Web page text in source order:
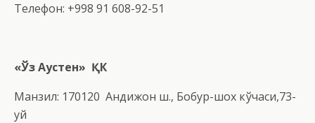
Телефон: +998 91 608-92-51
«Ўз Аустен» ҚК
Манзил: 170120 Андижон ш., Бобур-шох кўчаси,73-
уй